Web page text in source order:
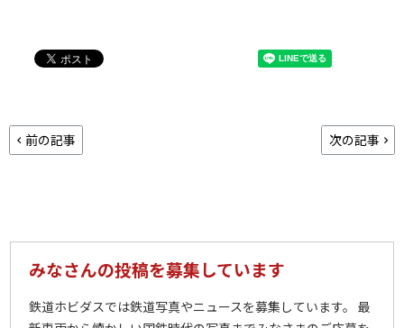
前の記事 次の記事
みなさんの投稿を募集しています
鉄道ホビダスでは鉄道写真やニュースを募集しています。 最